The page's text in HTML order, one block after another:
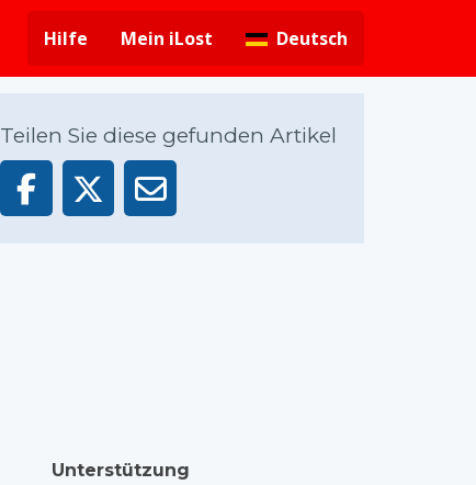
Hilfe
Mein iLost Deutsch
Teilen Sie diese gefunden Artikel
Unterstützung